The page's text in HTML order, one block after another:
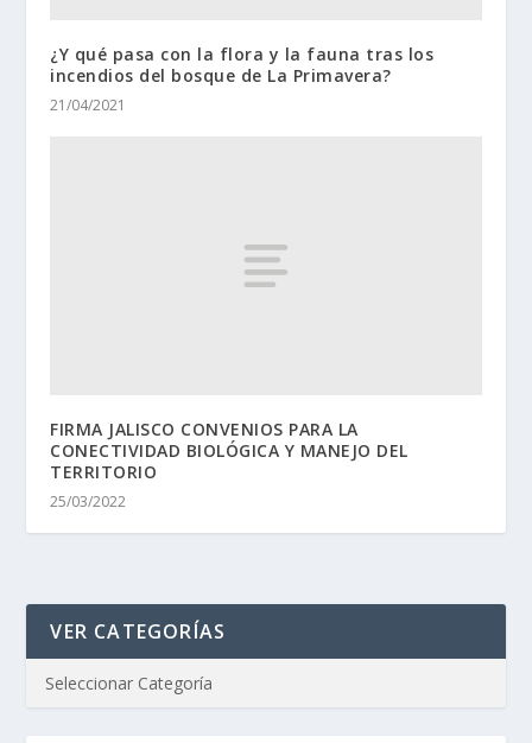
¿Y qué pasa con la flora y la fauna tras los
incendios del bosque de La Primavera?
21/04/2021
FIRMA JALISCO CONVENIOS PARA LA
CONECTIVIDAD BIOLÓGICA Y MANEJO DEL
TERRITORIO
25/03/2022
VER CATEGORÍAS